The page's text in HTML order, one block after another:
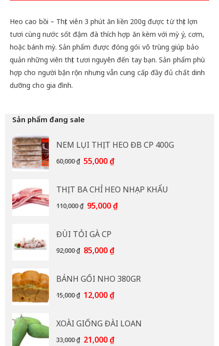
Heo cao bồi – Thịt viên 3 phút ăn liền 200g được từ thịt lợn
tươi cùng nước sốt đậm đà thích hợp ăn kèm với mỳ ý, cơm,
hoặc bánh mỳ. Sản phẩm được đóng gói vô trùng giúp bảo
quản những viên thịt tươi nguyên đến tay bạn. Sản phẩm phù
hợp cho người bận rộn nhưng vẫn cung cấp đầy đủ chất dinh
dưỡng cho gia đình.
Sản phẩm đang sale
NEM LỤI THỊT HEO ĐB CP 400G
60,000₫ Giá
60,000 ₫.
55,000₫Giá
là:
55,000 ₫.
THỊT BA CHỈ HEO NHẠP KHẨU
110,000₫ Giá
110,000 ₫.
95,000₫Giá
ĐÙI TỎI GÀ CP
92,000₫ Giá
92,000 ₫.
85,000₫Giá
là:
85,000 ₫.
BÁNH GỐI NHO 380GR
15,000₫ Giá
15,000 ₫.
12,000₫Giá
là:
12,000 ₫.
XOÀI GIỐNG ĐÀI LOAN
33,000₫ Giá
21,000₫Giá